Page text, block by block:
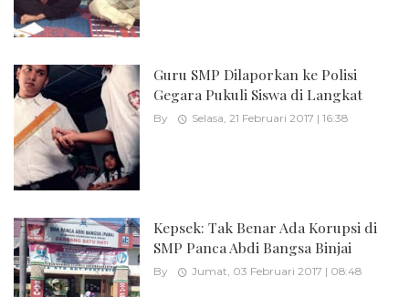
Guru SMP Dilaporkan ke Polisi
Gegara Pukuli Siswa di Langkat
By Selasa, 21 Februari 2017 | 16:38
Kepsek: Tak Benar Ada Korupsi di
SMP Panca Abdi Bangsa Binjai
By Jumat, 03 Februari 2017 | 08:48